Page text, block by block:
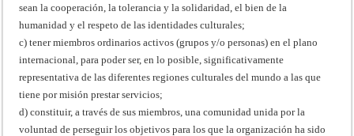
sean la cooperación, la tolerancia y la solidaridad, el bien de la
humanidad y el respeto de las identidades culturales;
c) tener miembros ordinarios activos (grupos y/o personas) en el plano
internacional, para poder ser, en lo posible, significativamente
representativa de las diferentes regiones culturales del mundo a las que
tiene por misión prestar servicios;
d) constituir, a través de sus miembros, una comunidad unida por la
voluntad de perseguir los objetivos para los que la organización ha sido